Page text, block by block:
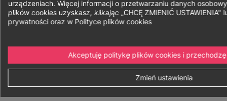
kliniczna z
elementami
psychoterapii
urządzeniach. Więcej informacji o przetwarzaniu danych
plików cookies uzyskasz, klikając „CHCĘ ZMIENIĆ USTAWIENIA"
prywatnościoraz w Polityce plików cookies
Zmień ustawienia
Akceptuję politykę plików cookies i